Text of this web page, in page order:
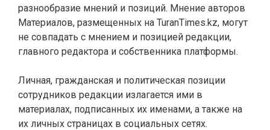
разнообразие мнений и позиций. Мнение авторов
Материалов, размещенных на TuranTimes.kz, могут
не совпадать с мнением и позицией редакции,
главного редактора и собственника платформы.
Личная, гражданская и политическая позиции
сотрудников редакции излагается ими в
материалах, подписанных их именами, а также на
их личных страницах в социальных сетях.